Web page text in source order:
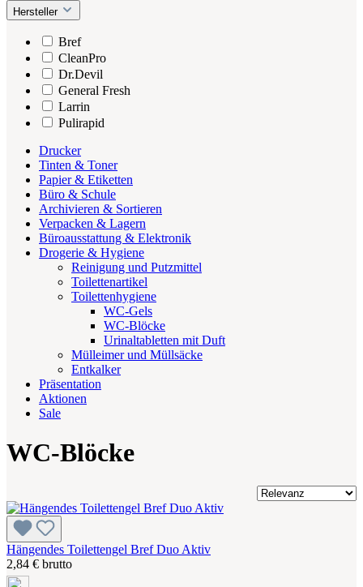
Hersteller
Bref
CleanPro
Dr.Devil
General Fresh
Larrin
Pulirapid
Drucker
Tinten & Toner
Papier & Etiketten
Büro & Schule
Archivieren & Sortieren
Verpacken & Lagern
Büroausstattung & Elektronik
Drogerie & Hygiene
Reinigung und Putzmittel
Toilettenartikel
Toilettenhygiene
WC-Gels
WC-Blöcke
Urinaltabletten mit Duft
Mülleimer und Müllsäcke
Entkalker
Präsentation
Aktionen
Sale
WC-Blöcke
Hängendes Toilettengel Bref Duo Aktiv
2,84 € brutto